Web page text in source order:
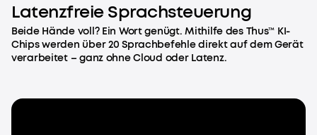
Latenzfreie Sprachsteuerung
Beide Hände voll? Ein Wort genügt. Mithilfe des Thus™ KI-
Chips werden über 20 Sprachbefehle direkt auf dem Gerät
verarbeitet – ganz ohne Cloud oder Latenz.